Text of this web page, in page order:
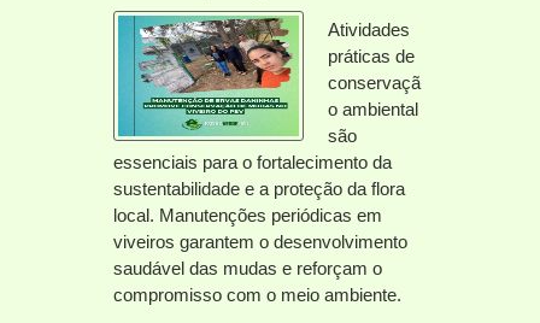
Atividades
práticas de
conservaçã
o ambiental
são
essenciais para o fortalecimento da
sustentabilidade e a proteção da flora
local. Manutenções periódicas em
viveiros garantem o desenvolvimento
saudável das mudas e reforçam o
compromisso com o meio ambiente.